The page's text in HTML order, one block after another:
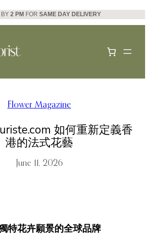
2 PM FOR SAME DAY DELIVERY
Flower Magazine
如何重新定義香
港的法式花藝
June 11, 2026
特花卉願景的全球品牌